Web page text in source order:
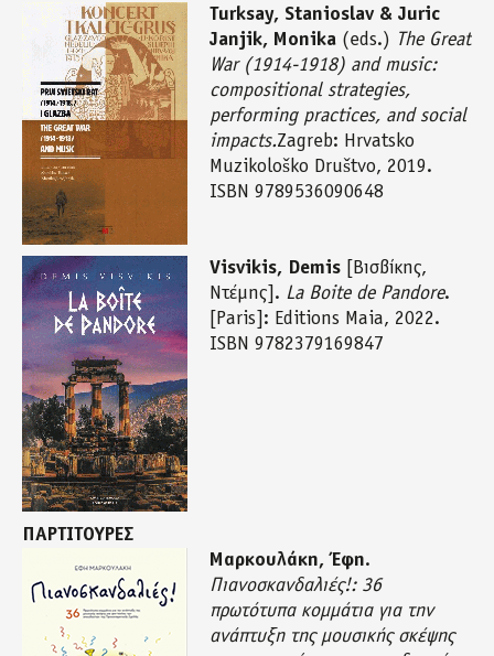
Turksay, Stanioslav & Juric
Janjik, Monika (eds.) The Great
War (1914-1918) and music:
compositional strategies,
performing practices, and social
impacts.Zagreb: Hrvatsko
Muzikološko Društvo, 2019.
ISBN 9789536090648
Visvikis, Demis [Βισβίκης,
Ντέμης]. La Boite de Pandore.
[Paris]: Editions Maia, 2022.
ISBN 9782379169847
ΠΑΡΤΙΤΟΥΡΕΣ
Μαρκουλάκη, Έφη.
Πιανοσκανδαλιές!: 36
πρωτότυπα κομμάτια για την
ανάπτυξη της μουσικής σκέψης